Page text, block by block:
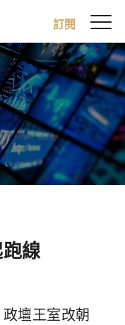
訂閱
線
壇王室改朝